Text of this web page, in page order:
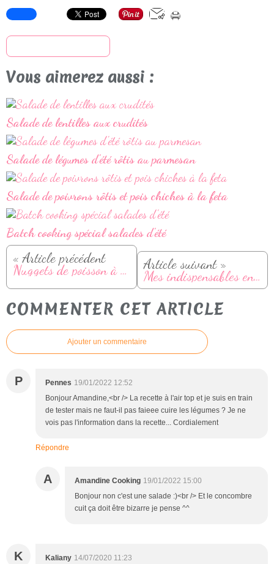
Vous aimerez aussi :
Salade de lentilles aux crudités
Salade de légumes d'été rôtis au parmesan
Salade de poivrons rôtis et pois chiches à la feta
Batch cooking spécial salades d'été
« Article précédent
Nuggets de poisson à la noix de coco (recette facile et croustillante) Article suivant »
Mes indispensables en cuisine
COMMENTER CET ARTICLE
Ajouter un commentaire
P Pennes 19/01/2022 12:52
Bonjour Amandine,<br /> La recette à l'air top et je suis en train
de tester mais ne faut-il pas faieee cuire les légumes ? Je ne
vois pas l'information dans la recette... Cordialement
Répondre
A Amandine Cooking 19/01/2022 15:00
Bonjour non c'est une salade :)<br /> Et le concombre
cuit ça doit être bizarre je pense ^^
K Kaliany 14/07/2020 11:23